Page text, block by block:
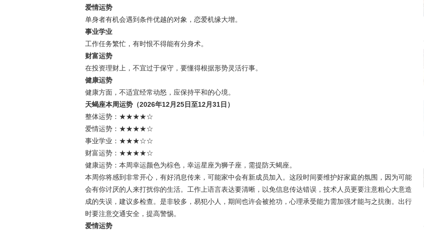
爱情运势
单身者有机会遇到条件优越的对象，恋爱机缘大增。
事业学业
工作任务繁忙，有时恨不得能有分身术。
财富运势
在投资理财上，不宜过于保守，要懂得根据形势灵活行事。
健康运势
健康方面，不适宜经常动怒，应保持平和的心境。
天蝎座本周运势（2026年12月25日至12月31日）
整体运势：★★★★☆
爱情运势：★★★★☆
事业学业：★★★☆☆
财富运势：★★★★☆
健康运势：本周幸运颜色为棕色，幸运星座为狮子座，需提防天蝎座。
本周你将感到非常开心，有好消息传来，可能家中会有新成员加入。这段时间要维护好家庭的氛围，因为可能
会有你讨厌的人来打扰你的生活。工作上语言表达要清晰，以免信息传达错误，技术人员更要注意粗心大意造
成的失误，建议多检查。是非较多，易犯小人，期间也许会被抢功，心理承受能力需加强才能与之抗衡。出行
时要注意交通安全，提高警惕。
爱情运势